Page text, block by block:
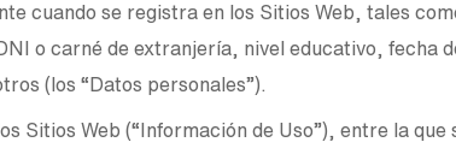
cuando se registra en los Sitios Web, tales
o carné de extranjería, nivel educativo, fecha
(los “Datos personales”).
Sitios Web (“Información de Uso”), entre la que